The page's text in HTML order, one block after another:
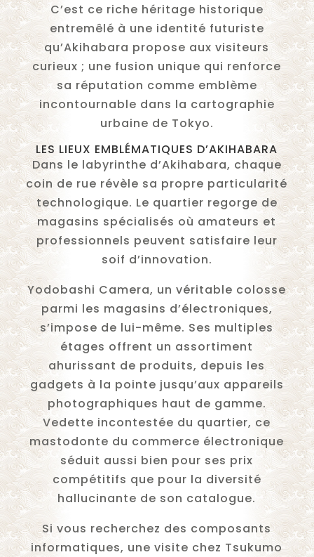
C’est ce riche héritage historique
entremêlé à une identité futuriste
qu’Akihabara propose aux visiteurs
curieux ; une fusion unique qui renforce
sa réputation comme emblème
incontournable dans la cartographie
urbaine de Tokyo.
LES LIEUX EMBLÉMATIQUES D’AKIHABARA
Dans le labyrinthe d’Akihabara, chaque
coin de rue révèle sa propre particularité
technologique. Le quartier regorge de
magasins spécialisés où amateurs et
professionnels peuvent satisfaire leur
soif d’innovation.
Yodobashi Camera, un véritable colosse
parmi les magasins d’électroniques,
s’impose de lui-même. Ses multiples
étages offrent un assortiment
ahurissant de produits, depuis les
gadgets à la pointe jusqu’aux appareils
photographiques haut de gamme.
Vedette incontestée du quartier, ce
mastodonte du commerce électronique
séduit aussi bien pour ses prix
compétitifs que pour la diversité
hallucinante de son catalogue.
Si vous recherchez des composants
informatiques, une visite chez Tsukumo